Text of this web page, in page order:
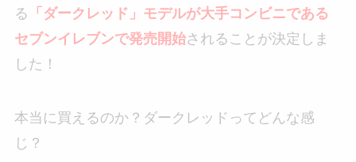
る 「ダークレッド」モデルが大手コンビニである
セブンイレブンで発売開始されることが決定しま
した！
本当に買えるのか？ダークレッドってどんな感
じ？